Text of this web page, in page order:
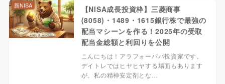
【NISA成長投資枠】三菱商事
(8058)・1489・1615銀行株で最強の
配当マシーンを作る！2025年の受取
配当金総額と利回りを公開
こんにちは！アラフォーパパ投資家です。
デイトレではヒヤヒヤする場面もあります
が、私の精神安定剤とな…
新NISA